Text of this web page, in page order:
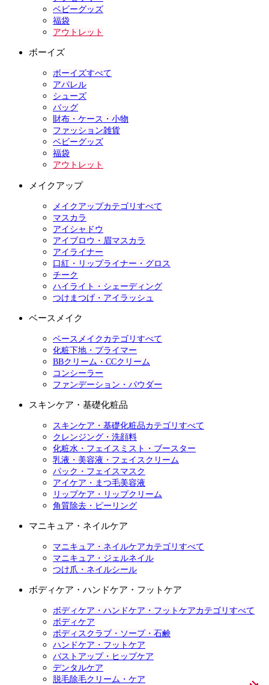
ベビーグッズ
福袋
アウトレット
ボーイズ
ボーイズすべて
アパレル
シューズ
バッグ
財布・ケース・小物
ファッション雑貨
ベビーグッズ
福袋
アウトレット
メイクアップ
メイクアップカテゴリすべて
マスカラ
アイシャドウ
アイブロウ・眉マスカラ
アイライナー
口紅・リップライナー・グロス
チーク
ハイライト・シェーディング
つけまつげ・アイラッシュ
ベースメイク
ベースメイクカテゴリすべて
化粧下地・プライマー
BBクリーム・CCクリーム
コンシーラー
ファンデーション・パウダー
スキンケア・基礎化粧品
スキンケア・基礎化粧品カテゴリすべて
クレンジング・洗顔料
化粧水・フェイスミスト・ブースター
乳液・美容液・フェイスクリーム
パック・フェイスマスク
アイケア・まつ毛美容液
リップケア・リップクリーム
角質除去・ピーリング
マニキュア・ネイルケア
マニキュア・ネイルケアカテゴリすべて
マニキュア・ジェルネイル
つけ爪・ネイルシール
ボディケア・ハンドケア・フットケア
ボディケア・ハンドケア・フットケアカテゴリすべて
ボディケア
ボディスクラブ・ソープ・石鹸
ハンドケア・フットケア
バストアップ・ヒップケア
デンタルケア
脱毛除毛クリーム・ケア